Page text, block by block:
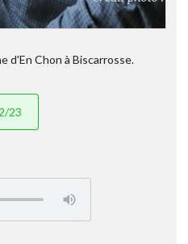
d'En Chon à Biscarrosse.
23